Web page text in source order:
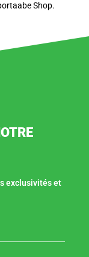
Shop.
exclusivités et